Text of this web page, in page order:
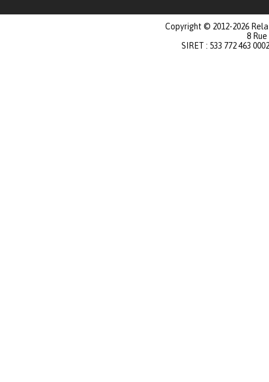
Copyright © 2012-2026
8
SIRET : 533 772 463